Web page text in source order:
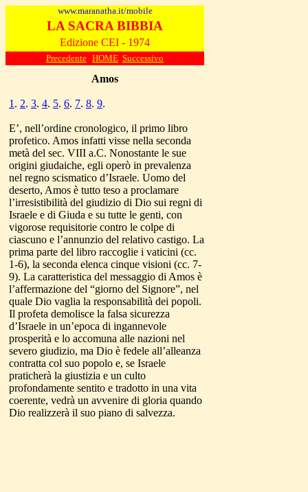
www.maranatha.it/mobile
LA SACRA BIBBIA
Edizione CEI - 1974
Precedente HOME Successivo
Amos
1 . 2. 3. 4. 5. 6. 7. 8. 9.
E’, nell’ordine cronologico, il primo libro
profetico. Amos infatti visse nella seconda
metà del sec. VIII a.C. Nonostante le sue
origini giudaiche, egli operò in prevalenza
nel regno scismatico d’Israele. Uomo del
deserto, Amos è tutto teso a proclamare
l’irresistibilità del giudizio di Dio sui regni di
Israele e di Giuda e su tutte le genti, con
vigorose requisitorie contro le colpe di
ciascuno e l’annunzio del relativo castigo. La
prima parte del libro raccoglie i vaticini (cc.
1-6), la seconda elenca cinque visioni (cc. 7-
9). La caratteristica del messaggio di Amos è
l’affermazione del “giorno del Signore”, nel
quale Dio vaglia la responsabilità dei popoli.
Il profeta demolisce la falsa sicurezza
d’Israele in un’epoca di ingannevole
prosperità e lo accomuna alle nazioni nel
severo giudizio, ma Dio è fedele all’alleanza
contratta col suo popolo e, se Israele
praticherà la giustizia e un culto
profondamente sentito e tradotto in una vita
coerente, vedrà un avvenire di gloria quando
Dio realizzerà il suo piano di salvezza.